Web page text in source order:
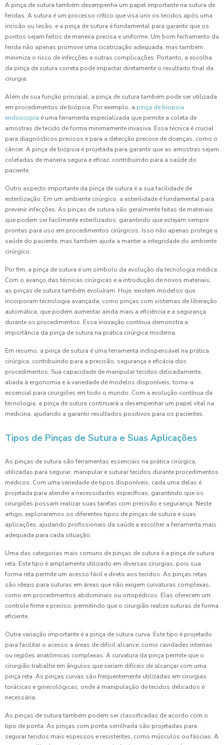
A pinça de sutura também desempenha um papel importante na sutura de
feridas. A sutura é um processo crítico que visa unir os tecidos após uma
incisão ou lesão, e a pinça de sutura é fundamental para garantir que os
pontos sejam feitos de maneira precisa e uniforme. Um bom fechamento da
ferida não apenas promove uma cicatrização adequada, mas também
minimiza o risco de infecções e outras complicações. Portanto, a escolha
da pinça de sutura correta pode impactar diretamente o resultado final da
cirurgia.
Além de sua função principal, a pinça de sutura também pode ser utilizada
em procedimentos de biópsia. Por exemplo, a pinça de biopsia
endoscopia é uma ferramenta especializada que permite a coleta de
amostras de tecido de forma minimamente invasiva. Essa técnica é crucial
para diagnósticos precisos e para a detecção precoce de doenças, como o
câncer. A pinça de biópsia é projetada para garantir que as amostras sejam
coletadas de maneira segura e eficaz, contribuindo para a saúde do
paciente.
Outro aspecto importante da pinça de sutura é a sua facilidade de
esterilização. Em um ambiente cirúrgico, a esterilidade é fundamental para
prevenir infecções. As pinças de sutura são geralmente feitas de materiais
que podem ser facilmente esterilizados, garantindo que estejam sempre
prontas para uso em procedimentos cirúrgicos. Isso não apenas protege a
saúde do paciente, mas também ajuda a manter a integridade do ambiente
cirúrgico.
Por fim, a pinça de sutura é um símbolo da evolução da tecnologia médica.
Com o avanço das técnicas cirúrgicas e a introdução de novos materiais,
as pinças de sutura também evoluíram. Hoje, existem modelos que
incorporam tecnologia avançada, como pinças com sistemas de liberação
automática, que podem aumentar ainda mais a eficiência e a segurança
durante os procedimentos. Essa inovação contínua demonstra a
importância da pinça de sutura na prática cirúrgica moderna.
Em resumo, a pinça de sutura é uma ferramenta indispensável na prática
cirúrgica, contribuindo para a precisão, segurança e eficácia dos
procedimentos. Sua capacidade de manipular tecidos delicadamente,
aliada à ergonomia e à variedade de modelos disponíveis, torna-a
essencial para cirurgiões em todo o mundo. Com a evolução contínua da
tecnologia, a pinça de sutura continuará a desempenhar um papel vital na
medicina, ajudando a garantir resultados positivos para os pacientes.
Tipos de Pinças de Sutura e Suas Aplicações
As pinças de sutura são ferramentas essenciais na prática cirúrgica,
utilizadas para segurar, manipular e suturar tecidos durante procedimentos
médicos. Com uma variedade de tipos disponíveis, cada uma delas é
projetada para atender a necessidades específicas, garantindo que os
cirurgiões possam realizar suas tarefas com precisão e segurança. Neste
artigo, exploraremos os diferentes tipos de pinças de sutura e suas
aplicações, ajudando profissionais da saúde a escolher a ferramenta mais
adequada para cada situação.
Uma das categorias mais comuns de pinças de sutura é a pinça de sutura
reta. Este tipo é amplamente utilizado em diversas cirurgias, pois sua
forma reta permite um acesso fácil e direto aos tecidos. As pinças retas
são ideais para suturas em áreas que não exigem curvaturas complexas,
como em procedimentos abdominais ou ortopédicos. Elas oferecem um
controle firme e preciso, permitindo que o cirurgião realize suturas de forma
eficiente.
Outra variação importante é a pinça de sutura curva. Este tipo é projetado
para facilitar o acesso a áreas de difícil alcance, como cavidades internas
ou regiões anatômicas complexas. A curvatura da pinça permite que o
cirurgião trabalhe em ângulos que seriam difíceis de alcançar com uma
pinça reta. As pinças curvas são frequentemente utilizadas em cirurgias
torácicas e ginecológicas, onde a manipulação de tecidos delicados é
necessária.
As pinças de sutura também podem ser classificadas de acordo com o
tipo de ponta. As pinças com ponta serrilhada são projetadas para
segurar tecidos mais espessos e resistentes, como músculos ou fáscias. A